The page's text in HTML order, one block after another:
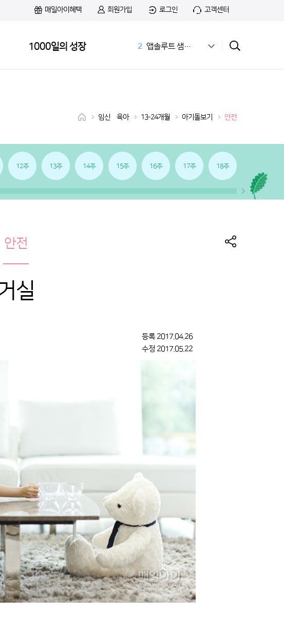
매일아이혜택 회원가입 로그인 고객센터
1000일의 성장
2
앱솔루트 샘플신청
치즈
10 166화
임신•육아 13-24개월 아기돌보기 안전
12주 13주 14주 15주 16주 17주 18주
안전
실
등록2017.04.26
수정 2017.05.22